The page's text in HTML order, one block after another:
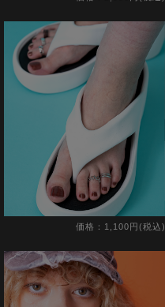
価格：1,100円(税込)